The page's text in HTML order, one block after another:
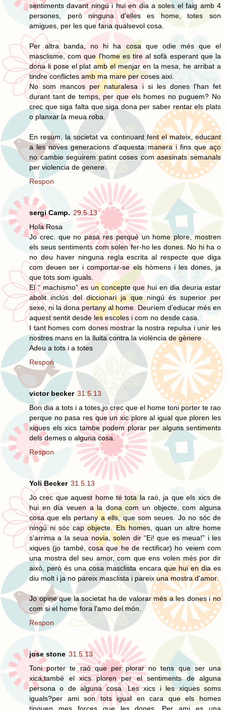
sentiments davant ningú i hui en dia a soles el faig amb 4
persones, però ninguna d'elles es home, totes son
amigues, per les que faria qualsevol cosa.
Per altra banda, no hi ha cosa que odie més que el
masclisme, com que l'home es tire al sofà esperant que la
dona li pose el plat amb el menjar en la mesa, he arribat a
tindre conflictes amb ma mare per coses aixi.
No som mancos per naturalesa i si les dones l'han fet
durant tant de temps, per que els homes no puguem? No
crec que siga falta que siga dona per saber rentar els plats
o planxar la meua roba.
En resum, la societat va continuant fent el mateix, educant
a les noves generacions d'aquesta manera i fins que aço
no cambie seguirem patint coses com asesinats semanals
per violencia de genere.
Respon
sergi Camp. 29.5.13
Hola Rosa
Jo crec. que no pasa res perqué un home plore, mostren
els seus sentiments com solen fer-ho les dones. No hi ha o
no deu haver ninguna regla escrita al respecte que diga
com deuen ser i comportar-se els hòmens i les dones, ja
que tots som iguals.
El “ machismo” es un concepte que hui en dia deuria estar
abolit inclús del diccionari ja que ningú és superior per
sexe, ni la dona pertany al home. Deuríem d’educar més en
aquest sentit desde les escoles i com no desde casa.
I tant homes com dones mostrar la nostra repulsa i unir les
nostres mans en la lluita contra la violència de gènere
Adeu a tots i a totes
Respon
victor becker 31.5.13
Bon dia a tots i a totes,jo crec que el home toni porter te rao
perque no pasa res que un xic plore al igual que ploren les
xiques els xics tambe podem plorar per alguns sentiments
dels demes o alguna cosa.
Respon
Yoli Becker 31.5.13
Jo crec que aquest home té tota la raó, ja que els xics de
hui en dia veuen a la dona com un objecte, com alguna
cosa que els pertany a ells, que som seues. Jo no sóc de
ningú ni sóc cap objecte. Els homes, quan un altre home
s'arrima a la seua novia, solen dir “Ei! que es meua!” i les
xiques (jo també, cosa que he de rectificar) ho veiem com
una mostra del seu amor, com que ens volen més por dir
això, però és una cosa masclista encara que hui en dia es
diu molt i ja no pareix masclista i pareix una mostra d'amor.
Jo opine que la societat ha de valorar més a les dones i no
com si el home fora l'amo del món.
Respon
jose stone 31.5.13
Toni porter te raó que per plorar no tens que ser una
xica,també el xics ploren per el sentiments de alguna
persona o de alguna cosa. Les xics i les xiques soms
iguals?per ami son tots igual en cara que els homes
tinguen mes forçes que les dones. Per ami es una